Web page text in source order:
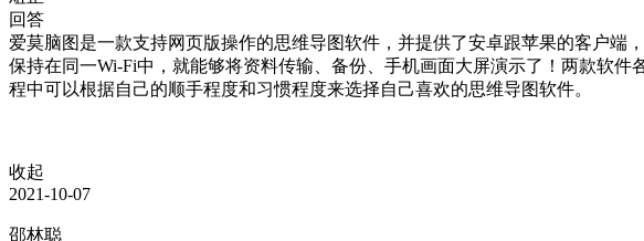
回答
爱莫脑图是一款支持网页版操作的思维导图软件，并提供了安卓跟苹果的客户端
保持在同一Wi-Fi中，就能够将资料传输、备份、手机画面大屏演示了！两款软
程中可以根据自己的顺手程度和习惯程度来选择自己喜欢的思维导图软件。
收起
2021-10-07
邵林聪